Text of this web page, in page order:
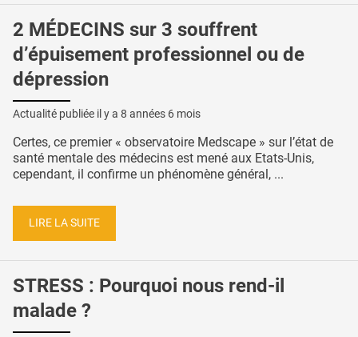
2 MÉDECINS sur 3 souffrent
d’épuisement professionnel ou de
dépression
Actualité publiée il y a 8 années 6 mois
Certes, ce premier « observatoire Medscape » sur l’état de
santé mentale des médecins est mené aux Etats-Unis,
cependant, il confirme un phénomène général, ...
LIRE LA SUITE
STRESS : Pourquoi nous rend-il
malade ?